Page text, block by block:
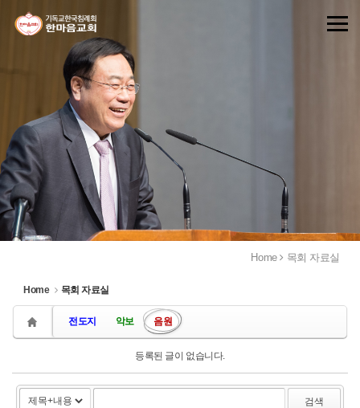
Home 목회 자료실
Home 목회 자료실
전도지 악보 음원
등록된 글이 없습니다.
검색